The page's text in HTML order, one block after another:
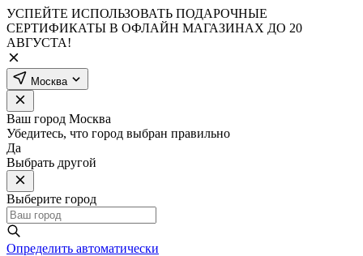
УСПЕЙТЕ ИСПОЛЬЗОВАТЬ ПОДАРОЧНЫЕ
СЕРТИФИКАТЫ В ОФЛАЙН МАГАЗИНАХ ДО 20
АВГУСТА!
Москва
Ваш город Москва
Убедитесь, что город выбран правильно
Да
Выбрать другой
Выберите город
Определить автоматически